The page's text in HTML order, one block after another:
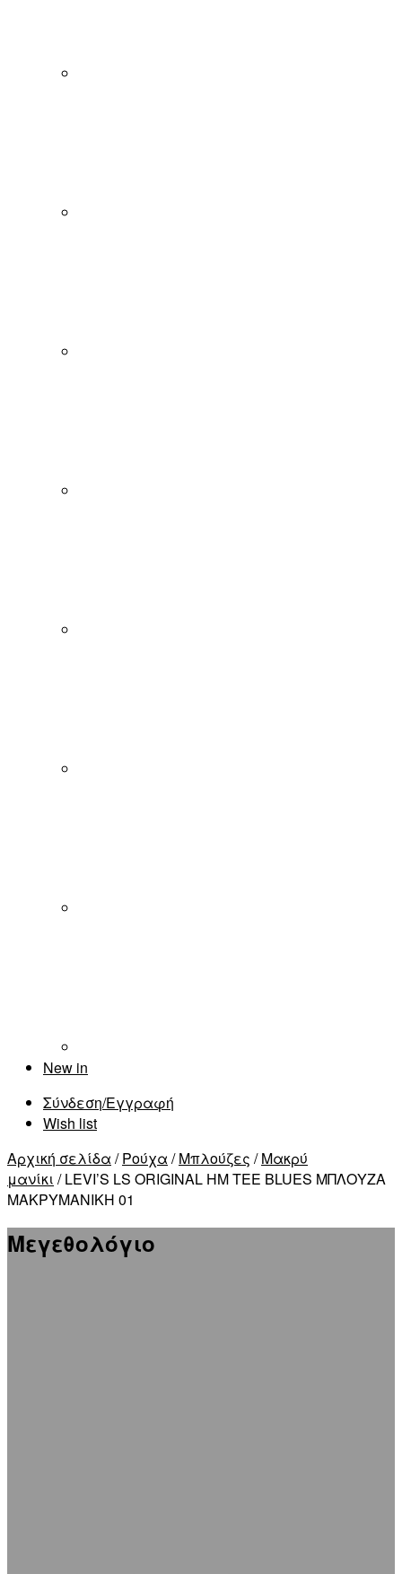
New in
Σύνδεση/Εγγραφή
Wish list
Αρχική σελίδα /Ρούχα /Μπλούζες /Μακρύ
μανίκι / LEVI’S LS ORIGINAL HM TEE BLUES ΜΠΛΟΥΖΑ
ΜΑΚΡΥΜΑΝΙΚΗ 01
Μεγεθολόγιο